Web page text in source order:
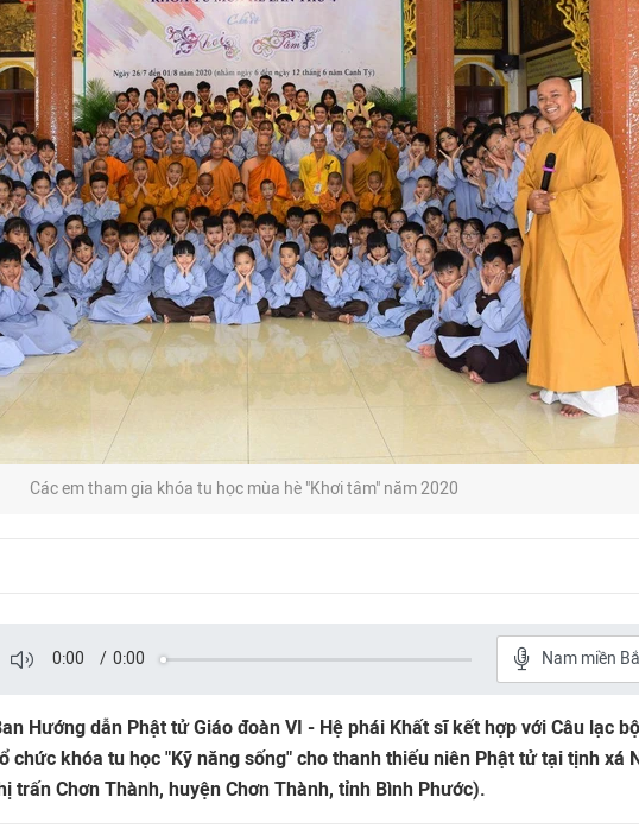
Các em tham gia khóa tu học mùa hè "Khơi tâm" năm 2020
0:00 / 0:00 Nam miền
Hướng dẫn Phật tử Giáo đoàn VI - Hệ phái Khất sĩ kết hợp với Câu lạc
chức khóa tu học "Kỹ năng sống" cho thanh thiếu niên Phật tử tại tịnh xá
trấn Chơn Thành, huyện Chơn Thành, tỉnh Bình Phước).